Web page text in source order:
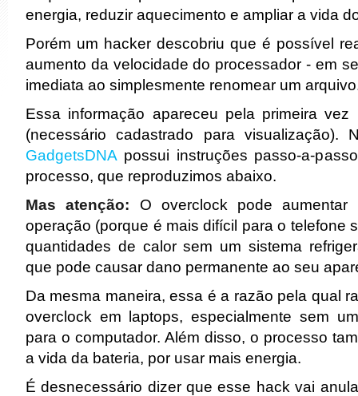
energia, reduzir aquecimento e ampliar a vida
Porém um hacker descobriu que é possível
aumento da velocidade do processador - em
imediata ao simplesmente renomear um
Essa informação apareceu pela primeira
(necessário cadastrado para visualização).
GadgetsDNA possui instruções passo-a-
processo, que reproduzimos abaixo.
Mas atenção: O overclock pode aumentar
operação (porque é mais difícil para o telefone
quantidades de calor sem um sistema
que pode causar dano permanente ao seu
Da mesma maneira, essa é a razão pela qual
overclock em laptops, especialmente sem
para o computador. Além disso, o processo
a vida da bateria, por usar mais energia.
É desnecessário dizer que esse hack vai